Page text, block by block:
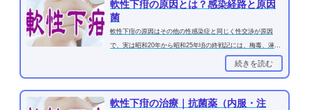
軟性下疳の原因とは？感染経路と原因
菌
軟性下疳の原因はその他の性感染症と同じく性交渉が原因
で、実は昭和20年から昭和25年頃の終戦記には、梅毒、淋病
続きを読む
軟性下疳の治療｜抗菌薬（内服・注